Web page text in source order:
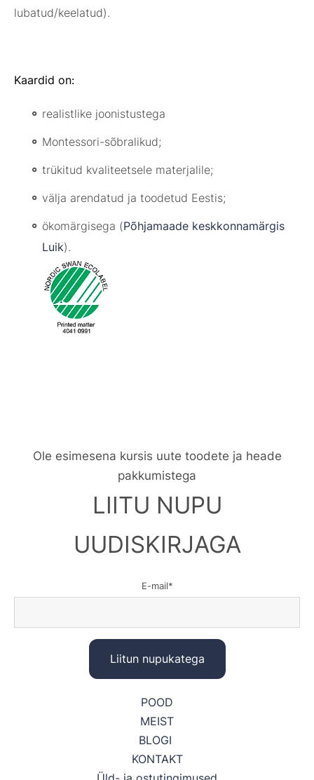
lubatud/keelatud).
Kaardid on:
realistlike joonistustega
Montessori-sõbralikud;
trükitud kvaliteetsele materjalile;
välja arendatud ja toodetud Eestis;
ökomärgisega (Põhjamaade keskkonnamärgis
Luik).
Ole esimesena kursis uute toodete ja heade
pakkumistega
LIITU NUPU
UUDISKIRJAGA
E-mail
POOD
MEIST
BLOGI
KONTAKT